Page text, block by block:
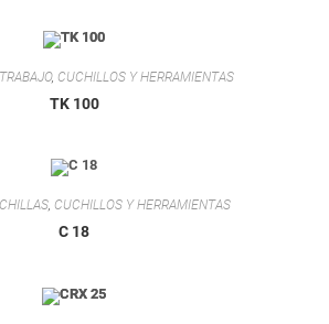
, CUCHILLOS Y HERRAMIENTAS
TK 100
,CUCHILLOS Y HERRAMIENTAS
C 18